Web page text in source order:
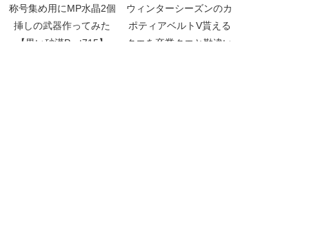
称号集め用にMP水晶2個
挿しの武器作ってみた
【黒い砂漠Part715】
ウィンターシーズンのカ
ポティアベルトV貰える
クエを卒業クエと勘違い